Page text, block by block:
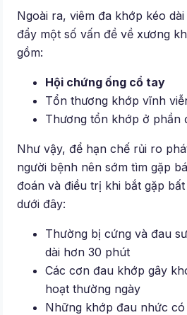
Ngoài ra, viêm đa khớp kéo
đẩy một số vấn đề về xương
gồm:
Hội chứng ống cổ tay
Tổn thương khớp vĩnh
Thương tổn khớp ở phần
Như vậy, để hạn chế rủi ro
người bệnh nên sớm tìm gặp
đoán và điều trị khi bắt gặp
dưới đây:
Thường bị cứng và đau
dài hơn 30 phút
Các cơn đau khớp gây
hoạt thường ngày
Những khớp đau nhức